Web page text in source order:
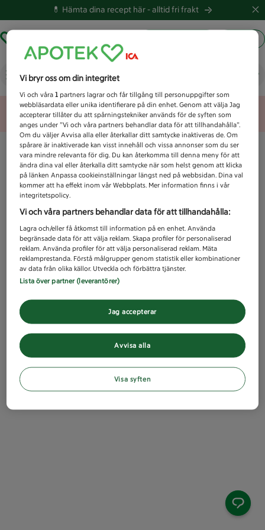
💊 Hämta dina recept här -alltid fri frakt
Vad letar du efter idag?
Unknown error
Vi bryr oss om din integritet
Vi och våra1 partners lagrar och får tillgång till personuppgifter som
webbläsardata eller unika identifierare på din enhet. Genom att välja Jag
accepterar tillåter du att spårningstekniker används för de syften som
anges under ”Vi och våra partners behandlar data för att tillhandahålla”.
Om du väljer Avvisa alla eller återkallar ditt samtycke inaktiveras de. Om
spårare är inaktiverade kan visst innehåll och vissa annonser som du ser
vara mindre relevanta för dig. Du kan återkomma till denna meny för att
ändra dina val eller återkalla ditt samtycke när som helst genom att klicka
på länken Anpassa cookieinställningar längst ned på webbsidan. Dina val
kommer att ha effekt inom vår Webbplats. Mer information finns i vår
integritetspolicy.
Vi och våra partners behandlar data för att tillhandahålla:
Lagra och/eller få åtkomst till information på en enhet. Använda
begränsade data för att välja reklam. Skapa profiler för personaliserad
reklam. Använda profiler för att välja personaliserad reklam. Mäta
reklamprestanda. Förstå målgrupper genom statistik eller kombinationer
av data från olika källor. Utveckla och förbättra tjänster.
Lista över partner (leverantörer)
Avvisa alla
Jag accepterar
Visa syften